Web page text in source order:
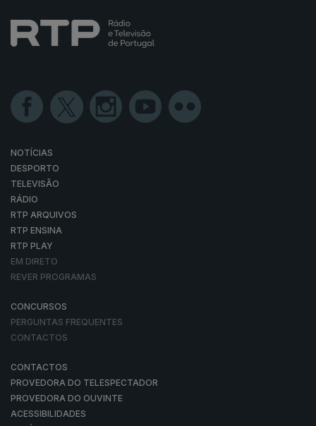
NOTÍCIAS
DESPORTO
TELEVISÃO
RÁDIO
RTP ARQUIVOS
RTP ENSINA
RTP PLAY
EM DIRETO
REVER PROGRAMAS
CONCURSOS
PERGUNTAS FREQUENTES
CONTACTOS
CONTACTOS
PROVEDORA DO TELESPECTADOR
PROVEDORA DO OUVINTE
ACESSIBILIDADES